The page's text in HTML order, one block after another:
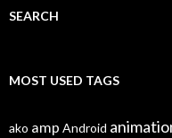
SEARCH
MOST USED TAGS
ako amp Android